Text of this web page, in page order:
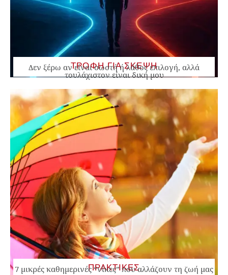
ΤΡΟΦΗ ΓΙΑ ΣΚΕΨΗ
Δεν ξέρω αν είναι σωστή ή λάθος επιλογή, αλλά
τουλάχιστον είναι δική μου
ΠΡΑΚΤΙΚΕΣ
7 μικρές καθημερινές “νίκες” που αλλάζουν τη ζωή μας